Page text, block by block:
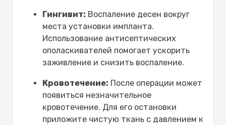
Гингивит: Воспаление десен вокруг
места установки импланта.
Использование антисептических
ополаскивателей помогает ускорить
заживление и снизить воспаление.
Кровотечение: После операции может
появиться незначительное
кровотечение. Для его остановки
приложите чистую ткань с давлением к